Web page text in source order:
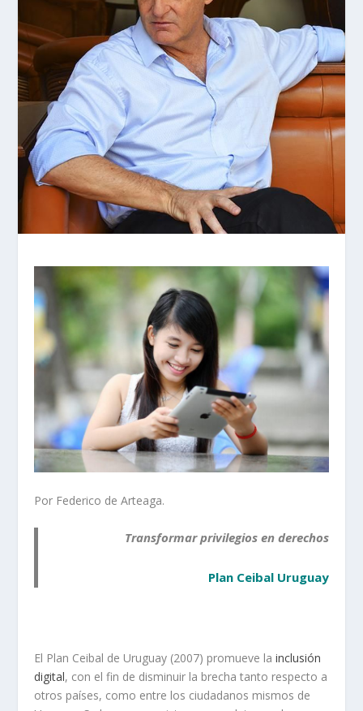
Por Federico de Arteaga.
Transformar privilegios en derechos
Plan Ceibal Uruguay
El Plan Ceibal de Uruguay (2007) promueve lainclusión
digital, con el fin de disminuir la brecha tanto respecto a
otros países, como entre los ciudadanos mismos de